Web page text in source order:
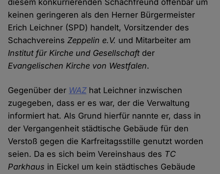
diesem konkurrierenden Schachfreund offenbar um
keinen geringeren als den Herner Bürgermeister
Erich Leichner (SPD) handelt, Vorsitzender des
SchachvereinsZeppelin e.V. und Mitarbeiter am
Institut für Kirche und Gesellschaftder
Evangelischen Kirche von Westfalen.
Gegenüber der WAZhat Leichner inzwischen
zugegeben, dass er es war, der die Verwaltung
informiert hat. Als Grund hierfür nannte er, dass in
der Vergangenheit städtische Gebäude für den
Verstoß gegen die Karfreitagsstille genutzt worden
seien. Da es sich beim Vereinshaus des TC
Parkhaus in Eickel um kein städtisches Gebäude